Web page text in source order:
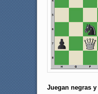
Juegan negras